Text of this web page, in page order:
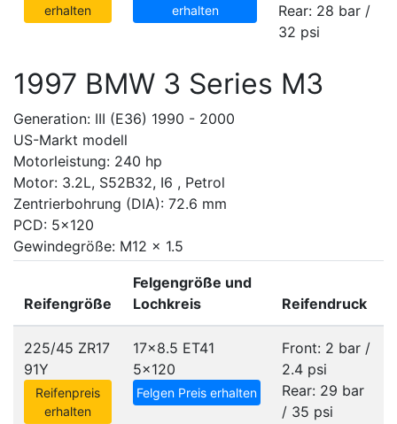
erhalten
erhalten
Rear: 28 bar /
32 psi
1997 BMW 3 Series M3
Generation: III (E36) 1990 - 2000
US-Markt modell
Motorleistung: 240 hp
Motor: 3.2L, S52B32, I6 , Petrol
Zentrierbohrung (DIA): 72.6 mm
PCD: 5x120
Gewindegröße: M12 x 1.5
Reifengröße
Felgengröße und
Lochkreis
Reifendruck
225/45 ZR17
91Y
Reifenpreis
erhalten
17x8.5 ET41
5x120
Felgen Preis erhalten
Front: 2 bar /
2.4 psi
Rear: 29 bar
/ 35 psi